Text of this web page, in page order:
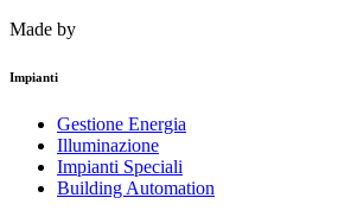
Made by
Impianti
Gestione Energia
Illuminazione
Impianti Speciali
Building Automation